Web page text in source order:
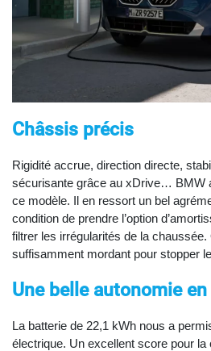
Châssis précis
Rigidité accrue, direction directe,
sécurisante grâce au xDrive… BMW
ce modèle. Il en ressort un bel
condition de prendre l’option
filtrer les irrégularités de la
suffisamment mordant pour stopper
Une belle autonomie
La batterie de 22,1 kWh nous a
électrique. Un excellent score pour